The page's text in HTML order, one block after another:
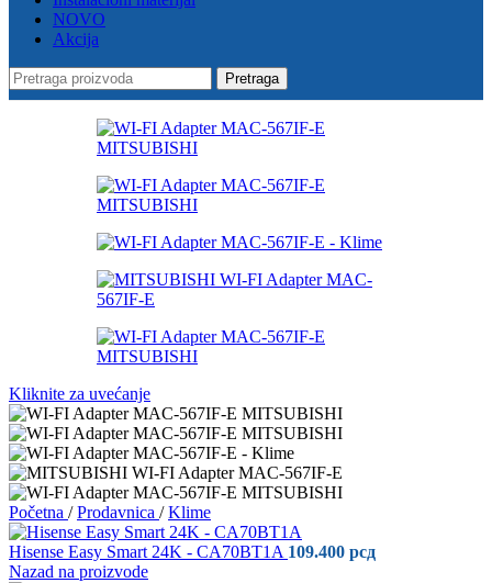
NOVO
Akcija
Pretraga
Kliknite za uvećanje
Početna / Prodavnica / Klime
Hisense Easy Smart 24K - CA70BT1A 109.400 рсд
Nazad na proizvode